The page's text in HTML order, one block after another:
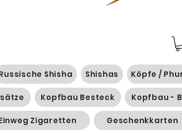
Shisha Shishas Köpfe /
Kopfbau Besteck Kopfbau -
Zigaretten Geschenkkarten